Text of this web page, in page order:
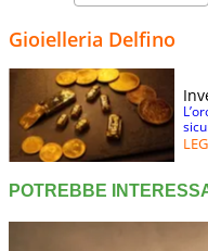
Gioielleria Delfino